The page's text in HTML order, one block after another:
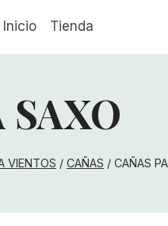
Inicio Tienda
SAXO
VIENTOS / CAÑAS / CAÑAS